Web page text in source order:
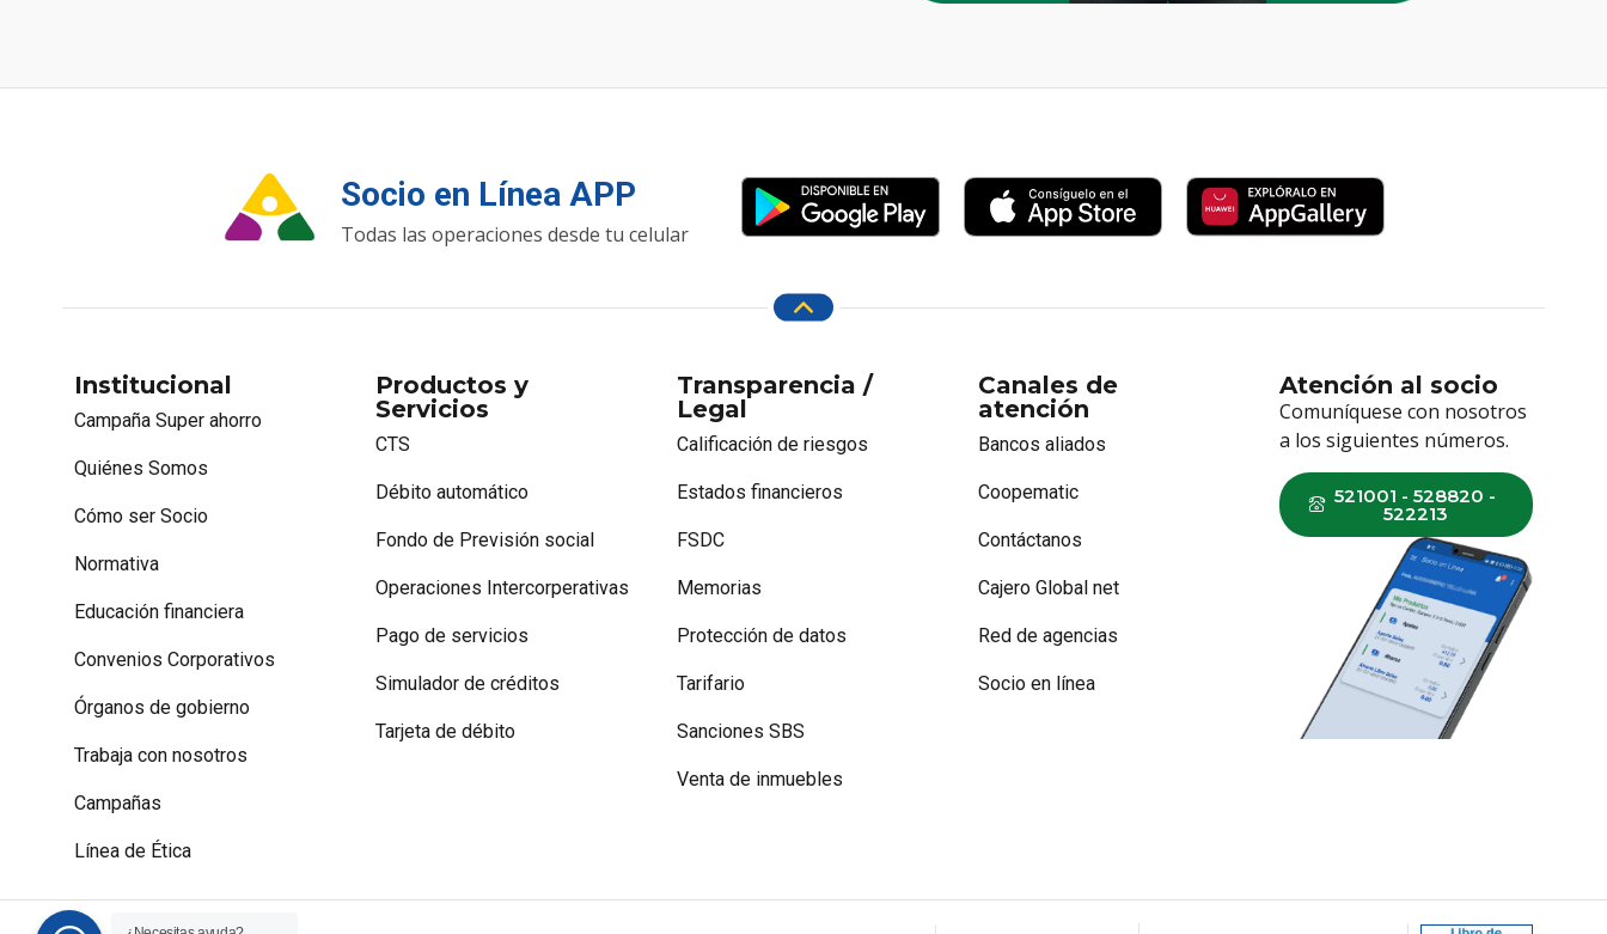
Socio en Línea APP
Todas las operaciones desde tu celular
Institucional
Campaña Super ahorro
Quiénes Somos
Cómo ser Socio
Normativa
Educación financiera
Convenios Corporativos
Órganos de gobierno
Trabaja con nosotros
Campañas
Línea de Ética
Productos y
Servicios
CTS
Débito automático
Fondo de Previsión social
Operaciones Intercorperativas
Pago de servicios
Simulador de créditos
Tarjeta de débito
Transparencia /
Legal
Calificación de riesgos
Estados financieros
FSDC
Memorias
Protección de datos
Tarifario
Sanciones SBS
Venta de inmuebles
Canales de
atención
Bancos aliados
Coopematic
Contáctanos
Cajero Global net
Red de agencias
Socio en línea
Atención al socio
Comuníquese con nosotros
a los siguientes números.
521001 - 528820 -
522213